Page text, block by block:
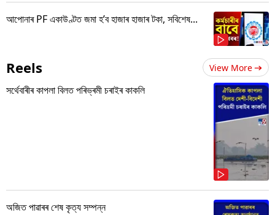
আপোনাৰ PF একাউণ্টত জমা হ’ব হাজাৰ হাজাৰ টকা, সবিশেষ...
Reels View More
সৰ্থেবাৰীৰ কাপলা বিলত পৰিভ্ৰমী চৰাইৰ কাকলি
অজিত পাৱাৰৰ শেষ কৃত্য সম্পন্ন